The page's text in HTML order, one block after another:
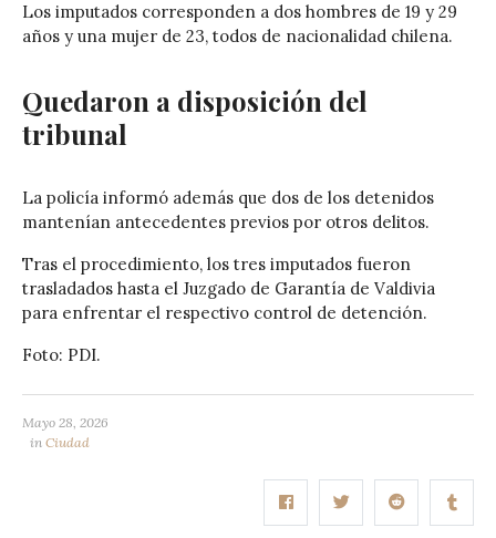
Los imputados corresponden a dos hombres de 19 y 29
años y una mujer de 23, todos de nacionalidad chilena.
Quedaron a disposición del
tribunal
La policía informó además que dos de los detenidos
mantenían antecedentes previos por otros delitos.
Tras el procedimiento, los tres imputados fueron
trasladados hasta el Juzgado de Garantía de Valdivia
para enfrentar el respectivo control de detención.
Foto: PDI.
Mayo 28, 2026
in Ciudad